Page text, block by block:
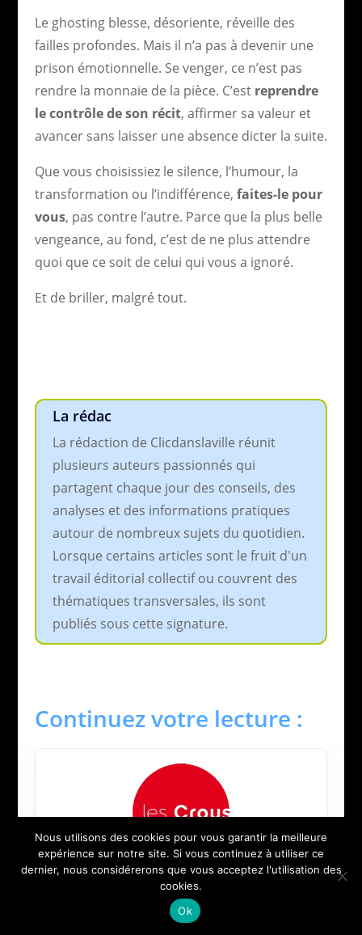
Le ghosting blesse, désoriente, réveille des
failles profondes. Mais il n’a pas à devenir une
prison émotionnelle. Se venger, ce n’est pas
rendre la monnaie de la pièce. C’est reprendre
le contrôle de son récit, affirmer sa valeur et
avancer sans laisser une absence dicter la suite.
Que vous choisissiez le silence, l’humour, la
transformation ou l’indifférence, faites-le pour
vous, pas contre l’autre. Parce que la plus belle
vengeance, au fond, c’est de ne plus attendre
quoi que ce soit de celui qui vous a ignoré.
Et de briller, malgré tout.
La rédac
La rédaction de Clicdanslaville réunit
plusieurs auteurs passionnés qui
partagent chaque jour des conseils, des
analyses et des informations pratiques
autour de nombreux sujets du quotidien.
Lorsque certains articles sont le fruit d'un
travail éditorial collectif ou couvrent des
thématiques transversales, ils sont
publiés sous cette signature.
Continuez votre lecture :
Étudiant : apprenez à faire votre
Nous utilisons des cookies pour vous garantir la meilleure
expérience sur notre site. Si vous continuez à utiliser ce
dernier, nous considérerons que vous acceptez l'utilisation des
cookies.
Ok